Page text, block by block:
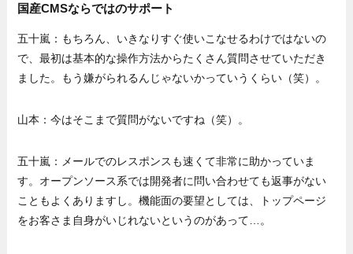
国産CMSならではのサポート
五十嵐：もちろん、いきなりすぐ使いこなせるわけではないの
で、最初は基本的な操作方法からたくさん質問させていただき
ました。もう嫌がられるんじゃないかっていうくらい（笑）。
山本：今はそこまで質問がないですね（笑）。
五十嵐：メールでのレスポンスも速くて非常に助かっていま
す。オープンソース系では開発者に問い合わせても返事がない
こともよくありますし。機能面の要望としては、トップページ
をお客さま自身がいじれないというのがあって…。